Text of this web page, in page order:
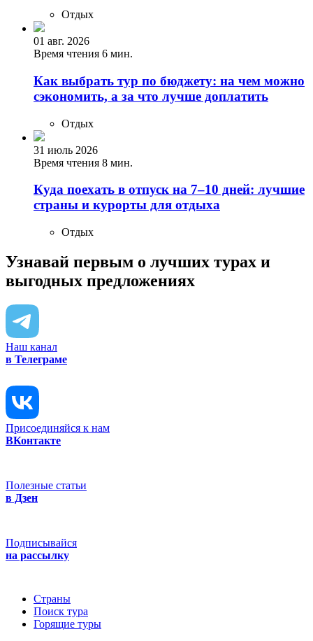
Отдых
01 авг. 2026
Время чтения 6 мин.
Как выбрать тур по бюджету: на чем можно
сэкономить, а за что лучше доплатить
Отдых
31 июль 2026
Время чтения 8 мин.
Куда поехать в отпуск на 7–10 дней: лучшие
страны и курорты для отдыха
Отдых
Узнавай первым о лучших турах и
выгодных предложениях
Наш канал
в Телеграме
Присоединяйся к нам
ВКонтакте
Полезные статьи
в Дзен
Подписывайся
на рассылку
Страны
Поиск тура
Горящие туры